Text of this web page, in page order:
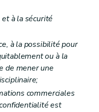
à la sécurité
à la possibilité pour
ou à la
de mener une
commerciales
est